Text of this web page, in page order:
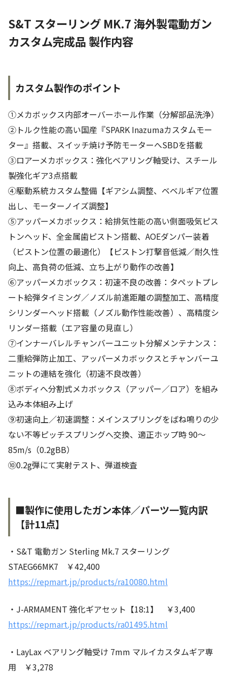
S&T スターリング MK.7 海外製電動ガン
カスタム完成品 製作内容
カスタム製作のポイント
①メカボックス内部オーバーホール作業（分解部品洗浄）
②トルク性能の高い国産『SPARK Inazumaカスタムモー
ター』搭載、スイッチ焼け予防モーターへSBDを搭載
③ロアーメカボックス：強化ベアリング軸受け、スチール
製強化ギア3点搭載
④駆動系統カスタム整備【ギアシム調整、ベベルギア位置
出し、モーターノイズ調整】
⑤アッパーメカボックス：給排気性能の高い側面吸気ピス
トンヘッド、全金属歯ピストン搭載、AOEダンパー装着
（ピストン位置の最適化）【ピストン打撃音低減／耐久性
向上、高負荷の低減、立ち上がり動作の改善】
⑥アッパーメカボックス：初速不良の改善：タペットプレ
ート給弾タイミング／ノズル前進距離の調整加工、高精度
シリンダーヘッド搭載（ノズル動作性能改善）、高精度シ
リンダー搭載（エア容量の見直し）
⑦インナーバレルチャンバーユニット分解メンテナンス：
二重給弾防止加工、アッパーメカボックスとチャンバーユ
ニットの連結を強化（初速不良改善）
⑧ボディへ分割式メカボックス（アッパー／ロア）を組み
込み本体組み上げ
⑨初速向上／初速調整：メインスプリングをばね鳴りの少
ない不等ピッチスプリングへ交換、適正ホップ時 90～
85m/s（0.2gBB）
⑩0.2g弾にて実射テスト、弾道検査
■製作に使用したガン本体／パーツ一覧内訳
【計11点】
・S&T 電動ガン Sterling Mk.7 スターリング
STAEG66MK7 ￥42,400
https://repmart.jp/products/ra10080.html
・J-ARMAMENT 強化ギアセット【18:1】 ￥3,400
https://repmart.jp/products/ra01495.html
・LayLax ベアリング軸受け 7mm マルイカスタムギア専
用 ￥3,278